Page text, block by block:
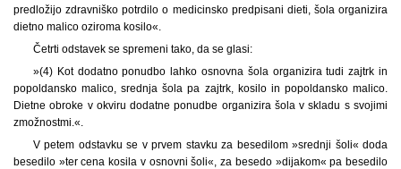
predložijo zdravniško potrdilo o medicinsko predpisani dieti, šola organizira
dietno malico oziroma kosilo«.
Četrti odstavek se spremeni tako, da se glasi:
»(4) Kot dodatno ponudbo lahko osnovna šola organizira tudi zajtrk in
popoldansko malico, srednja šola pa zajtrk, kosilo in popoldansko malico.
Dietne obroke v okviru dodatne ponudbe organizira šola v skladu s svojimi
zmožnostmi.«.
V petem odstavku se v prvem stavku za besedilom »srednji šoli« doda
besedilo »ter cena kosila v osnovni šoli«, za besedo »dijakom« pa besedilo